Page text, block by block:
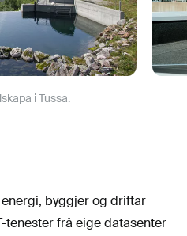
i Tussa.
byggjer og driftar
tenester frå eige datasenter